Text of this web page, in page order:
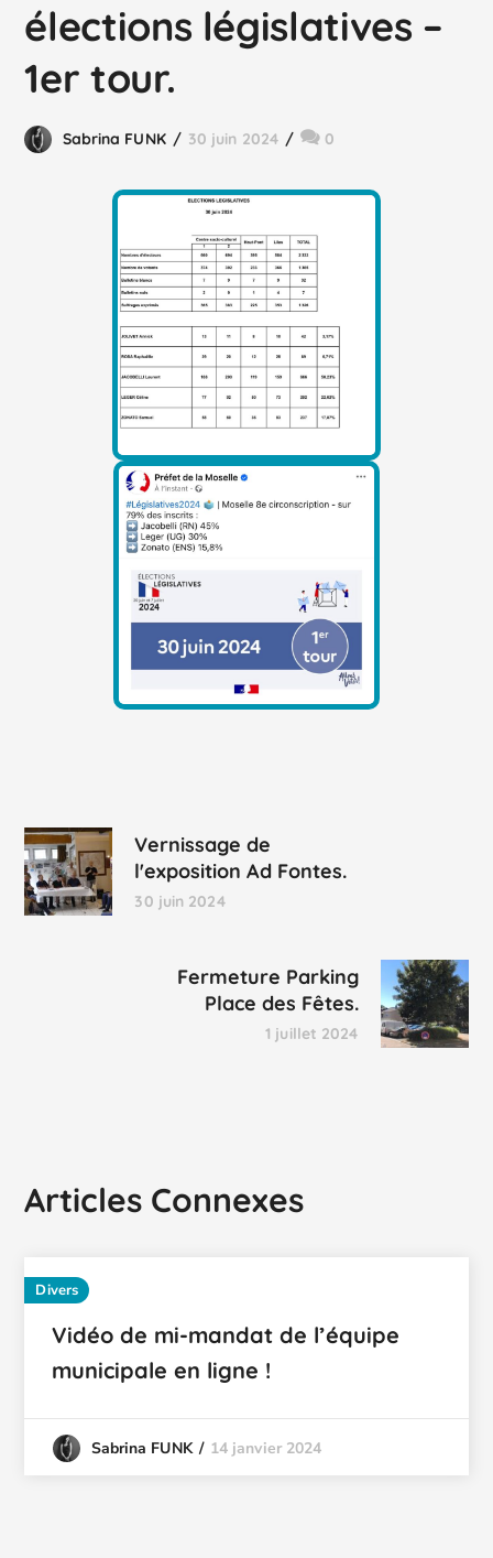
élections législatives –
1er tour.
Sabrina FUNK 30 juin 2024 0
Vernissage de
l'exposition Ad Fontes.
30 juin 2024
Fermeture Parking
Place des Fêtes.
1 juillet 2024
Articles Connexes
Divers
Vidéo de mi-mandat de l’équipe
municipale en ligne !
Sabrina FUNK 14 janvier 2024